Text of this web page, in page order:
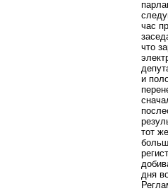
час
что
и
тот
дня